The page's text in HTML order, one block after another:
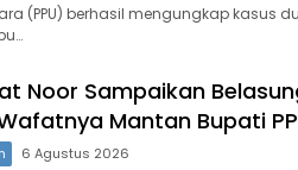
(PPU) berhasil mengungkap kasus
Noor Sampaikan
Mantan Bupati
6 Agustus 2026